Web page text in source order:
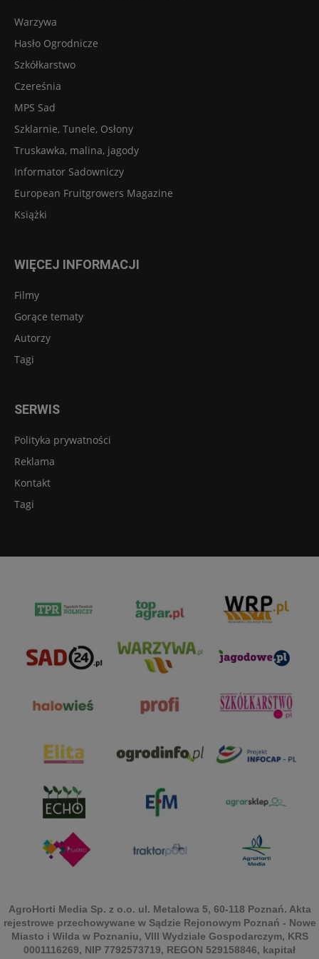
Warzywa
Hasło Ogrodnicze
Szkółkarstwo
Czereśnia
MPS Sad
Szklarnie, Tunele, Osłony
Truskawka, malina, jagody
Informator Sadowniczy
European Fruitgrowers Magazine
Książki
WIĘCEJ INFORMACJI
Filmy
Gorące tematy
Autorzy
Tagi
SERWIS
Polityka prywatności
Reklama
Kontakt
Tagi
AgroHorti Media Sp. z o.o. ul. Metalowa 5, 60-118 Poznań. Akta
rejestrowe przechowywane w Sądzie Rejonowym Poznań - Nowe
Miasto i Wilda w Poznaniu, VIII Wydziale Gospodarczym, KRS
0001116269, NIP 7792573719, REGON 529158846, kapitał